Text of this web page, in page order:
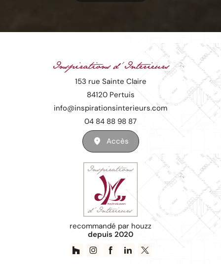
Inspirations d'Interieurs
153 rue Sainte Claire
84120 Pertuis
info@inspirationsinterieurs.com
04 84 88 98 87
Accès
recommandé par houzz
depuis 2020